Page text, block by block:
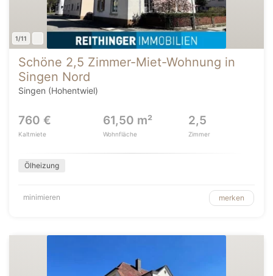
1/11
Schöne 2,5 Zimmer-Miet-Wohnung in
Singen Nord
Singen (Hohentwiel)
760 €
Kaltmiete
61,50 m²
Wohnfläche
2,5
Zimmer
Ölheizung
minimieren merken